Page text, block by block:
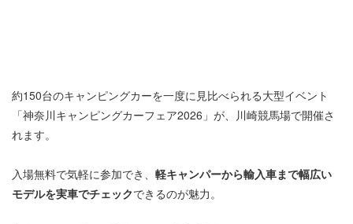
約150台のキャンピングカーを一度に見比べられる大型イベント
「神奈川キャンピングカーフェア2026」が、川崎競馬場で開催さ
れます。
入場無料で気軽に参加でき、 軽キャンパーから輸入車まで幅広い
モデルを実車でチェックできるのが魅力。